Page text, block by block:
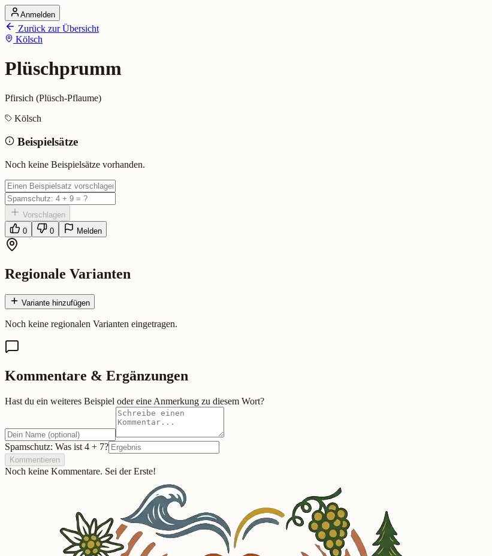
Startseite
Alle Dialekte
Dialekte vergleichen
Dialekt-Karte
Ranking
Plüschprumm (Kölsch)
Bedeutung: Pfirsich (Plüsch-Pflaume)
Eingereicht von: Mundwerk Team
Anmelden
Zurück zur Übersicht
Kölsch
Plüschprumm
Pfirsich (Plüsch-Pflaume)
Kölsch
Beispielsätze
Noch keine Beispielsätze vorhanden.
Vorschlagen
0
0 Melden
Regionale Varianten
Variante hinzufügen
Noch keine regionalen Varianten eingetragen.
Kommentare & Ergänzungen
Hast du ein weiteres Beispiel oder eine Anmerkung zu diesem Wort?
Spamschutz: Was ist 4 + 7?
Kommentieren
Noch keine Kommentare. Sei der Erste!